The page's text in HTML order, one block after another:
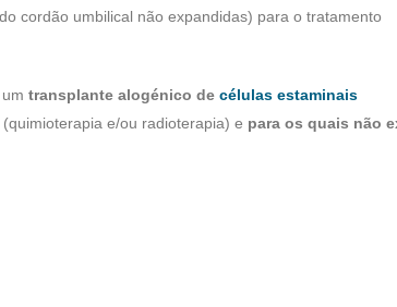
cordão umbilical não expandidas) para o tratamento
transplante alogénico de células estaminais
e/ou radioterapia) e para os quais não